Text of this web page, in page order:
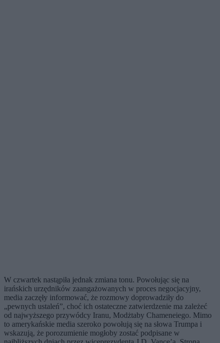
W czwartek nastąpiła jednak zmiana tonu. Powołując się na
irańskich urzędników zaangażowanych w proces negocjacyjny,
media zaczęły informować, że rozmowy doprowadziły do
„pewnych ustaleń”, choć ich ostateczne zatwierdzenie ma zależeć
od najwyższego przywódcy Iranu, Modżtaby Chameneiego. Mimo
to amerykańskie media szeroko powołują się na słowa Trumpa i
wskazują, że porozumienie mogłoby zostać podpisane w